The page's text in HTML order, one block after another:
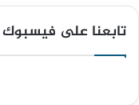
س
ب
o
u
تابعنا على فيسبوك